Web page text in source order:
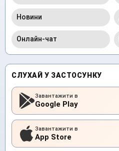
Новини
Онлайн-чат
СЛУХАЙ У ЗАСТОСУНКУ
Завантажити в
Google Play
Завантажити в
App Store